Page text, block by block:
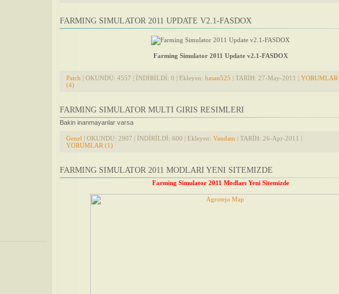
FARMING SIMULATOR 2011 UPDATE V2.1-FASDOX
Farming Simulator 2011 Update v2.1-FASDOX
Patch | OKUNDU: 4557 | İNDİRİLDİ: 0 | Ekleyen: hasan525 | TARİH: 27-May-2011 | YORUMLAR
(4)
FARMING SIMULATOR MULTI GIRIS RESIMLERI
Bakin inanmayanlar varsa
Genel | OKUNDU: 2907 | İNDİRİLDİ: 600 | Ekleyen: Vandam | TARİH: 26-Apr-2011 |
YORUMLAR (1)
FARMING SIMULATOR 2011 MODLARI YENI SITEMIZDE
Farming Simulator 2011 Modları Yeni Sitemizde